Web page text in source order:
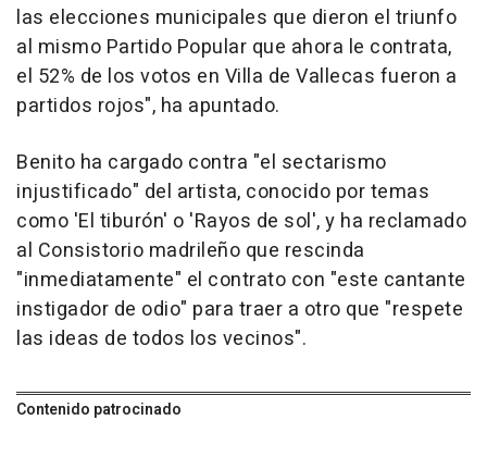
las elecciones municipales que dieron el triunfo
al mismo Partido Popular que ahora le contrata,
el 52% de los votos en Villa de Vallecas fueron a
partidos rojos", ha apuntado.
Benito ha cargado contra "el sectarismo
injustificado" del artista, conocido por temas
como 'El tiburón' o 'Rayos de sol', y ha reclamado
al Consistorio madrileño que rescinda
"inmediatamente" el contrato con "este cantante
instigador de odio" para traer a otro que "respete
las ideas de todos los vecinos".
Contenido patrocinado